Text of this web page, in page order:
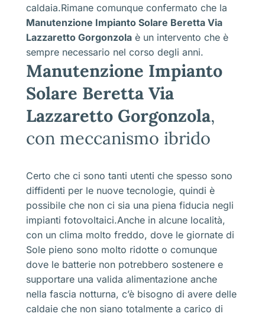
caldaia.Rimane comunque confermato che la
Manutenzione Impianto Solare Beretta Via
Lazzaretto Gorgonzola è un intervento che è
sempre necessario nel corso degli anni.
Manutenzione Impianto
Solare Beretta Via
Lazzaretto Gorgonzola,
con meccanismo ibrido
Certo che ci sono tanti utenti che spesso sono
diffidenti per le nuove tecnologie, quindi è
possibile che non ci sia una piena fiducia negli
impianti fotovoltaici.Anche in alcune località,
con un clima molto freddo, dove le giornate di
Sole pieno sono molto ridotte o comunque
dove le batterie non potrebbero sostenere e
supportare una valida alimentazione anche
nella fascia notturna, c’è bisogno di avere delle
caldaie che non siano totalmente a carico di